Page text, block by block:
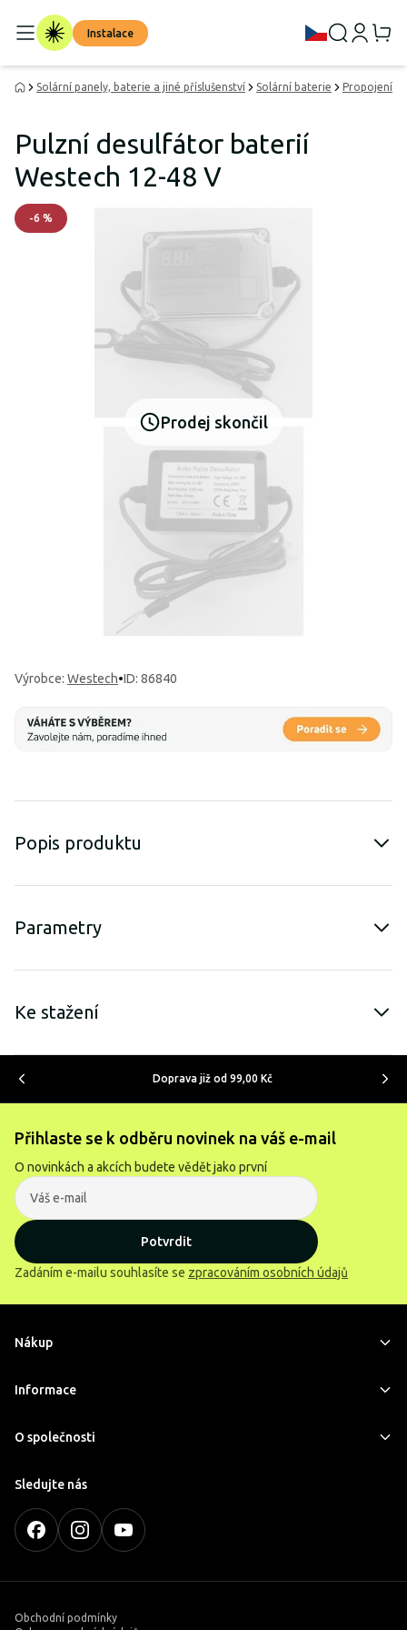
Instalace
Solární panely, baterie a jiné příslušenství Solární baterie Propojení a
Pulzní desulfátor baterií
Westech 12-48 V
-6 %
Prodej skončil
Výrobce: Westech•ID: 86840
Popis produktu
Parametry
Ke stažení
Doprava již od 99,00 Kč
Přihlaste se k odběru novinek na váš e-mail
O novinkách a akcích budete vědět jako první
Potvrdit
Zadáním e-mailu souhlasíte se zpracováním osobních údajů
Nákup
Informace
O společnosti
Sledujte nás
Obchodní podmínky